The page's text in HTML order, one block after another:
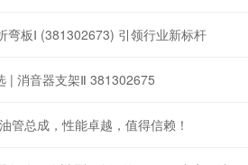
弯板Ⅰ (381302673) 引领行业新标杆
| 消音器支架Ⅱ 381302675
管总成，性能卓越，值得信赖！